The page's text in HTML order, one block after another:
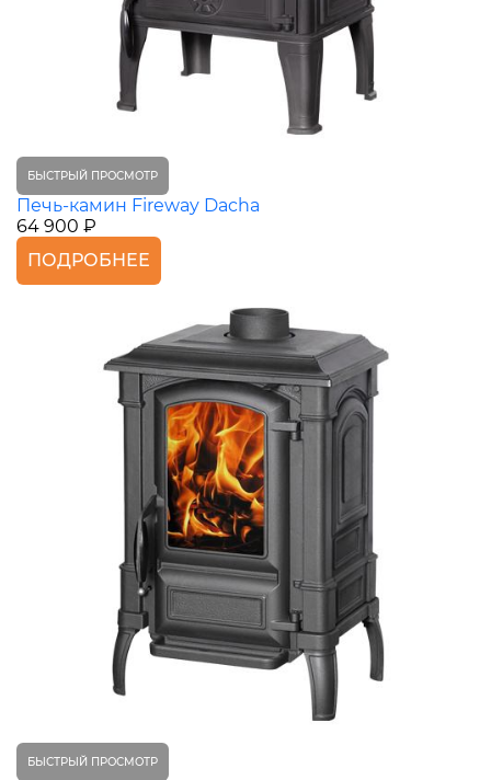
БЫСТРЫЙ ПРОСМОТР
Печь-камин Fireway Dacha
64 900 ₽
ПОДРОБНЕЕ
БЫСТРЫЙ ПРОСМОТР